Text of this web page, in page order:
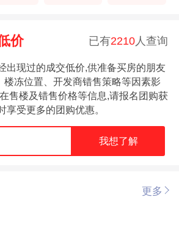
价 已有2210 人查询
出现过的成交低价,供准备买房的朋友
楼冻位置、开发商错售策略等因素影
售楼及错售价格等信息,请报名团购获
享受更多的团购优惠。
我想了解
更多